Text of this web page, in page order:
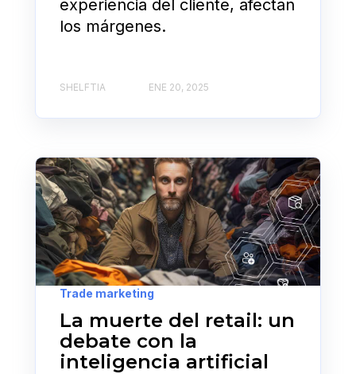
experiencia del cliente, afectan
los márgenes.
SHELFTIA ENE 20, 2025
Trade marketing
La muerte del retail: un
debate con la
inteligencia artificial